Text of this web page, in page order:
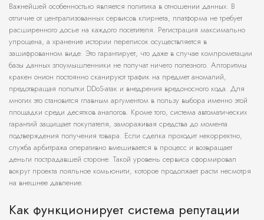
Важнейшей особенностью является политика в отношении данных. В
отличие от централизованных сервисов клирнета, платформа не требует
расширенного досье на каждого посетителя. Регистрация максимально
упрощена, а хранение истории переписок осуществляется в
зашифрованном виде. Это гарантирует, что даже в случае компрометации
базы данных злоумышленники не получат ничего полезного. Алгоритмы
кракен онион постоянно сканируют трафик на предмет аномалий,
предотвращая попытки DDoS-атак и внедрения вредоносного кода. Для
многих это становится главным аргументом в пользу выбора именно этой
площадки среди десятков аналогов. Кроме того, система автоматических
гарантий защищает покупателя, замораживая средства до момента
подтверждения получения товара. Если сделка проходит некорректно,
служба арбитража оперативно вмешивается в процесс и возвращает
деньги пострадавшей стороне. Такой уровень сервиса сформировал
вокруг проекта лояльное комьюнити, которое продолжает расти несмотря
на внешнее давление.
Как функционирует система репутации